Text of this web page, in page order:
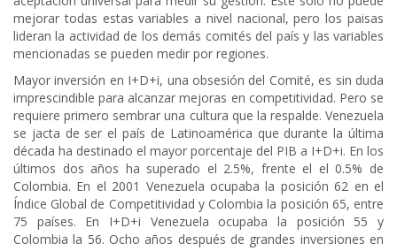
mejorar todas estas variables a nivel nacional, pero los paisas
lideran la actividad de los demás comités del país y las variables
mencionadas se pueden medir por regiones.
Mayor inversión en I+D+i, una obsesión del Comité, es sin duda
imprescindible para alcanzar mejoras en competitividad. Pero se
requiere primero sembrar una cultura que la respalde. Venezuela
se jacta de ser el país de Latinoamérica que durante la última
década ha destinado el mayor porcentaje del PIB a I+D+i. En los
últimos dos años ha superado el 2.5%, frente el el 0.5% de
Colombia. En el 2001 Venezuela ocupaba la posición 62 en el
Índice Global de Competitividad y Colombia la posición 65, entre
75 países. En I+D+i Venezuela ocupaba la posición 55 y
Colombia la 56. Ocho años después de grandes inversiones en